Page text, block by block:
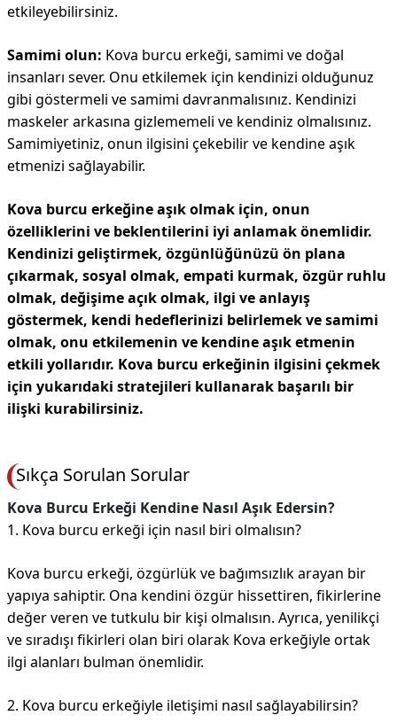
etkileyebilirsiniz.
Samimi olun: Kova burcu erkeği, samimi ve doğal
insanları sever. Onu etkilemek için kendinizi olduğunuz
gibi göstermeli ve samimi davranmalısınız. Kendinizi
maskeler arkasına gizlememeli ve kendiniz olmalısınız.
Samimiyetiniz, onun ilgisini çekebilir ve kendine aşık
etmenizi sağlayabilir.
Kova burcu erkeğine aşık olmak için, onun
özelliklerini ve beklentilerini iyi anlamak önemlidir.
Kendinizi geliştirmek, özgünlüğünüzü ön plana
çıkarmak, sosyal olmak, empati kurmak, özgür ruhlu
olmak, değişime açık olmak, ilgi ve anlayış
göstermek, kendi hedeflerinizi belirlemek ve samimi
olmak, onu etkilemenin ve kendine aşık etmenin
etkili yollarıdır. Kova burcu erkeğinin ilgisini çekmek
için yukarıdaki stratejileri kullanarak başarılı bir
ilişki kurabilirsiniz.
Sıkça Sorulan Sorular
Kova Burcu Erkeği Kendine Nasıl Aşık Edersin?
1. Kova burcu erkeği için nasıl biri olmalısın?
Kova burcu erkeği, özgürlük ve bağımsızlık arayan bir
yapıya sahiptir. Ona kendini özgür hissettiren, fikirlerine
değer veren ve tutkulu bir kişi olmalısın. Ayrıca, yenilikçi
ve sıradışı fikirleri olan biri olarak Kova erkeğiyle ortak
ilgi alanları bulman önemlidir.
2. Kova burcu erkeğiyle iletişimi nasıl sağlayabilirsin?